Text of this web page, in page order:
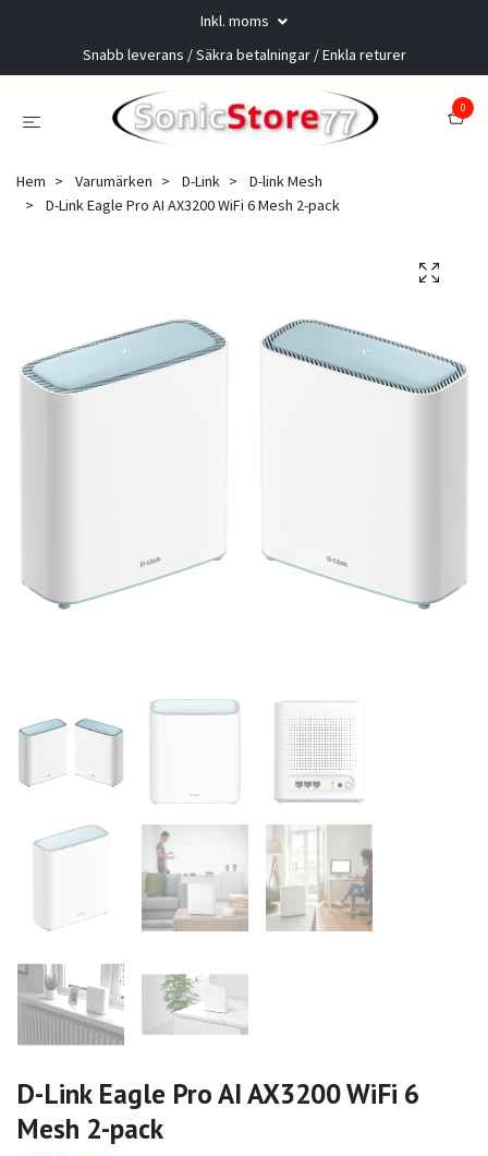
Inkl. moms
Snabb leverans / Säkra betalningar / Enkla returer
0
Hem Varumärken D-Link
D-link Mesh
D-Link Eagle Pro AI AX3200 WiFi 6 Mesh 2-pack
D-Link Eagle Pro AI AX3200 WiFi 6
Mesh 2-pack